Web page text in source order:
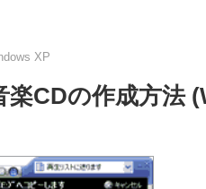
XP
CDの作成方法